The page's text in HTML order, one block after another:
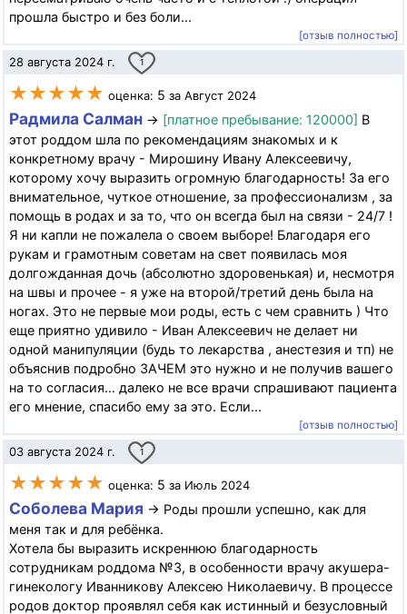
прошла быстро и без боли...
[отзыв полностью]
28 августа 2024 г. 1
★★★★★ оценка: 5 за Август 2024
Радмила Салман → [платное пребывание: 120000] В
этот роддом шла по рекомендациям знакомых и к
конкретному врачу - Мирошину Ивану Алексеевичу,
которому хочу выразить огромную благодарность! За его
внимательное, чуткое отношение, за профессионализм , за
помощь в родах и за то, что он всегда был на связи - 24/7 !
Я ни капли не пожалела о своем выборе! Благодаря его
рукам и грамотным советам на свет появилась моя
долгожданная дочь (абсолютно здоровенькая) и, несмотря
на швы и прочее - я уже на второй/третий день была на
ногах. Это не первые мои роды, есть с чем сравнить ) Что
еще приятно удивило - Иван Алексеевич не делает ни
одной манипуляции (будь то лекарства , анестезия и тп) не
объяснив подробно ЗАЧЕМ это нужно и не получив вашего
на то согласия… далеко не все врачи спрашивают пациента
его мнение, спасибо ему за это. Если...
[отзыв полностью]
03 августа 2024 г. 1
★★★★★ оценка: 5 за Июль 2024
Соболева Мария → Роды прошли успешно, как для
меня так и для ребёнка.
Хотела бы выразить искреннюю благодарность
сотрудникам роддома №3, в особенности врачу акушера-
гинекологу Иванникову Алексею Николаевичу. В процессе
родов доктор проявлял себя как истинный и безусловный